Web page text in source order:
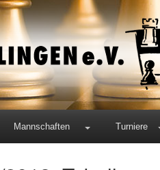
Mannschaften Turniere